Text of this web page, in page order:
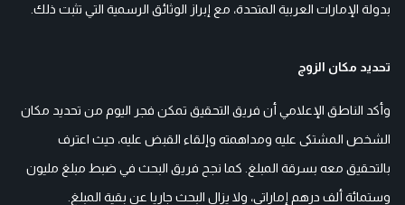
بدولة الإمارات العربية المتحدة، مع إبراز الوثائق الرسمية التي تثبت ذلك.
تحديد مكان الزوج
وأكد الناطق الإعلامي أن فريق التحقيق تمكن فجر اليوم من تحديد مكان
الشخص المشتكى عليه ومداهمته وإلقاء القبض عليه، حيث اعترف
بالتحقيق معه بسرقة المبلغ. كما نجح فريق البحث في ضبط مبلغ مليون
وستمائة ألف درهم إماراتي، ولا يزال البحث جاريا عن بقية المبلغ.